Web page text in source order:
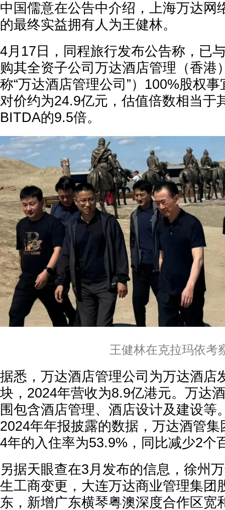
中国儒意在公告中介绍，上海万达网
的最终实益拥有人为王健林。
4月17日，同程旅行发布公告称，已
购其全资子公司万达酒店管理（香港
称“万达酒店管理公司”）100%股权
对价约为24.9亿元，估值倍数相当于
BITDA的9.5倍。
王健林在克拉玛依考
据悉，万达酒店管理公司为万达酒店
块，2024年营收为8.9亿港元。万达
围包含酒店管理、酒店设计及建设等
2024年年报披露的数据，万达酒管
4年的入住率为53.9%，同比减少2个
另据天眼查在3月发布的信息，徐州
生工商变更，大连万达商业管理集团
东，新增广东横琴粤澳深度合作区宽